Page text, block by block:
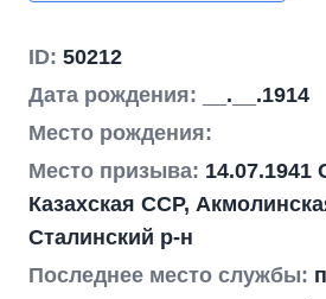
ID: 50212
Дата рождения:
__.__.1914
Место рождения:
Место призыва: 14.07.1941
Казахская ССР,
Сталинский р-н
Последнее место службы: